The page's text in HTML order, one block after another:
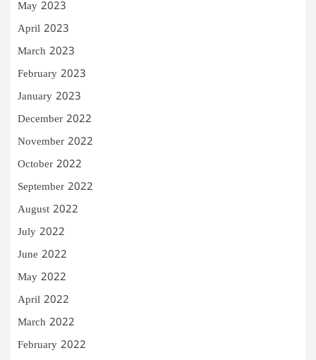
May 2023
April 2023
March 2023
February 2023
January 2023
December 2022
November 2022
October 2022
September 2022
August 2022
July 2022
June 2022
May 2022
April 2022
March 2022
February 2022